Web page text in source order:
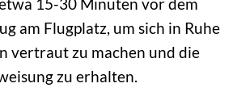
am Flugplatz, um sich in Ruhe
vertraut zu machen und die
zu erhalten.